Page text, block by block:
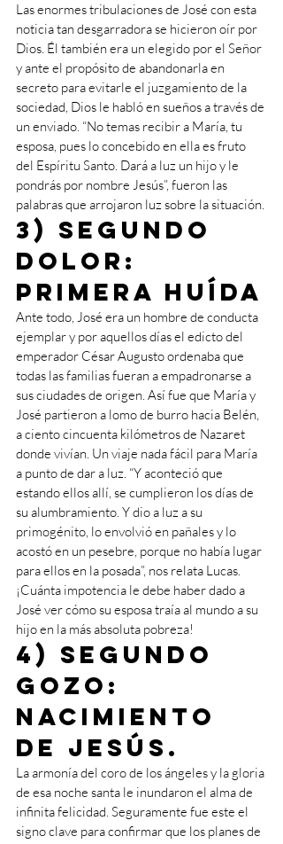
Las enormes tribulaciones de José con esta
noticia tan desgarradora se hicieron oír por
Dios. Él también era un elegido por el Señor
y ante el propósito de abandonarla en
secreto para evitarle el juzgamiento de la
sociedad, Dios le habló en sueños a través de
un enviado. “No temas recibir a María, tu
esposa, pues lo concebido en ella es fruto
del Espíritu Santo. Dará a luz un hijo y le
pondrás por nombre Jesús”, fueron las
palabras que arrojaron luz sobre la situación.
3) Segundo
dolor:
primera huída
Ante todo, José era un hombre de conducta
ejemplar y por aquellos días el edicto del
emperador César Augusto ordenaba que
todas las familias fueran a empadronarse a
sus ciudades de origen. Así fue que María y
José partieron a lomo de burro hacia Belén,
a ciento cincuenta kilómetros de Nazaret
donde vivían. Un viaje nada fácil para María
a punto de dar a luz. “Y aconteció que
estando ellos allí, se cumplieron los días de
su alumbramiento. Y dio a luz a su
primogénito, lo envolvió en pañales y lo
acostó en un pesebre, porque no había lugar
para ellos en la posada”, nos relata Lucas.
¡Cuánta impotencia le debe haber dado a
José ver cómo su esposa traía al mundo a su
hijo en la más absoluta pobreza!
4) Segundo
gozo:
nacimiento
de Jesús.
La armonía del coro de los ángeles y la gloria
de esa noche santa le inundaron el alma de
infinita felicidad. Seguramente fue este el
signo clave para confirmar que los planes de